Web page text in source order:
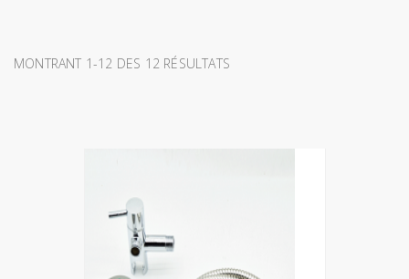
MONTRANT 1-12 DES 12 RÉSULTATS